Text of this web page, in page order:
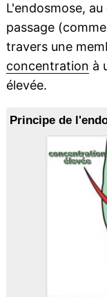
L'endosmose,
passage
travers une
concentration à
élevée.
Principe de